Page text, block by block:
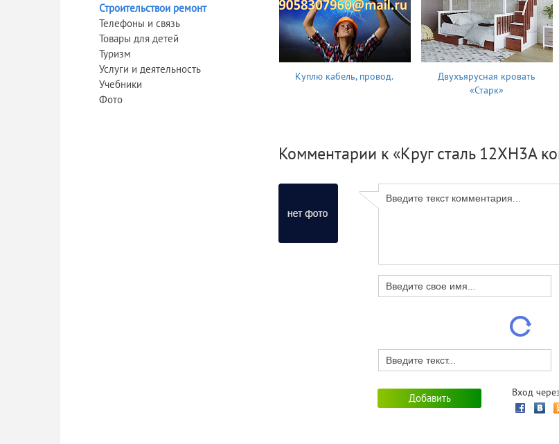
Строительствои ремонт
Телефоны и связь
Товары для детей
Туризм
Услуги и деятельность
Учебники
Фото
Куплю кабель, провод.
Двухъярусная кровать
«Старк»
Комментарии к «Круг сталь 12ХН3А
Вход